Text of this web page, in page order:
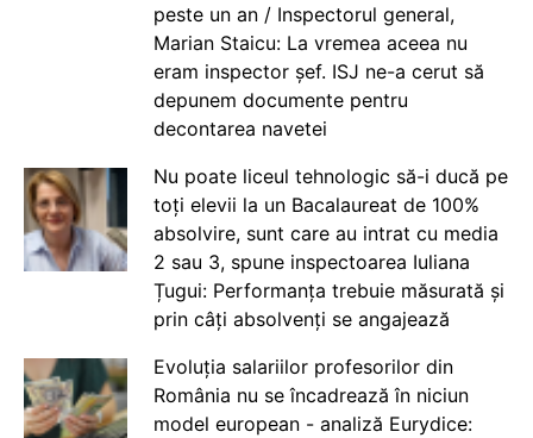
peste un an / Inspectorul general,
Marian Staicu: La vremea aceea nu
eram inspector șef. ISJ ne-a cerut să
depunem documente pentru
decontarea navetei
Nu poate liceul tehnologic să-i ducă pe
toți elevii la un Bacalaureat de 100%
absolvire, sunt care au intrat cu media
2 sau 3, spune inspectoarea Iuliana
Țugui: Performanța trebuie măsurată și
prin câți absolvenți se angajează
Evoluția salariilor profesorilor din
România nu se încadrează în niciun
model european - analiză Eurydice: